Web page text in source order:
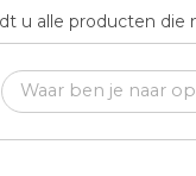
u alle producten die